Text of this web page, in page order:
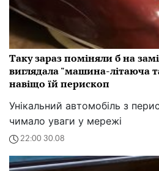
Таку зараз поміняли б на
виглядала "машина-літаюча
навіщо їй перископ
Унікальний автомобіль з
чимало уваги у мережі
22:00 30.08